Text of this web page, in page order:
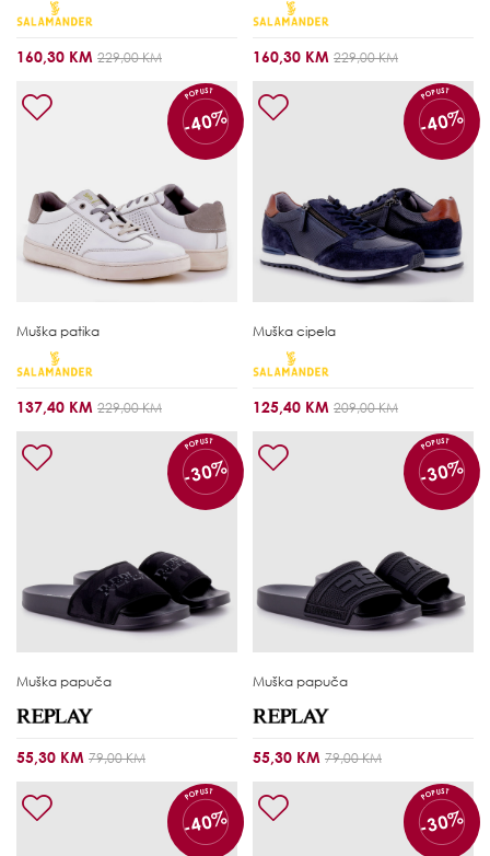
160,30 KM 229,00 KM 160,30 KM 229,00 KM
POPUST
-40%
Muška patika
137,40 KM 229,00 KM
POPUST
-40%
Muška cipela
125,40 KM 209,00 KM
POPUST
-30%
Muška papuča
55,30 KM 79,00 KM
POPUST
-30%
Muška papuča
55,30 KM 79,00 KM
POPUST
-40%
POPUST
-30%